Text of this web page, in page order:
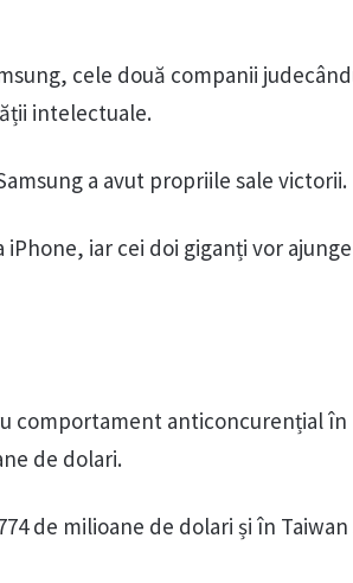
cele două companii
intelectuale.
a avut propriile sale victorii.
iar cei doi giganți vor
comportament anticoncurențial în
de dolari.
de milioane de dolari și în Taiwan